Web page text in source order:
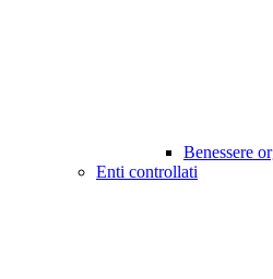
Benessere
Enti controllati